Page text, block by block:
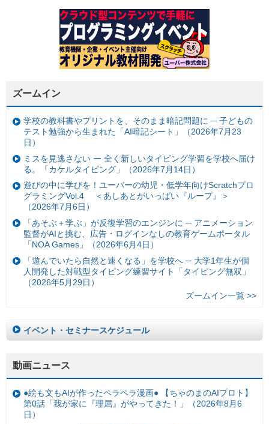
ズームイン
学校の教科書やプリントを、そのまま暗記問題に ─ 子どもの
テスト勉強から生まれた「AI暗記シート」（2026年7月23
日）
ミスを見逃さない ー 全く新しいタイピング学習を学校へ届け
る。「カケルタイピング」（2026年7月14日）
遊びの中に学びを！ユーバーの幼児・低学年向けScratchプロ
グラミングVol.4 ＜あしあとがいっぱい『ループ』＞
（2026年7月6日）
「あそぶ＋学ぶ」が反復学習のエンジンに ─ アニメーション
監督がAIと挑む、広告・ログインなしの教育ゲームポータル
「NOA Games」（2026年6月4日）
「遊んでいたら自然と速くなる」を学校へ ─ 大学1年生が個
人開発した対戦型タイピング練習サイト「タイピング無双」
（2026年5月29日）
ズームイン一覧 >>
イベント・セミナースケジュール
動画ニュース
●絵も文もAIが作ったペラペラ漫画● 【ちゃのまのAIプロト】
第0話「我が家に『理屈』がやってきた！」（2026年8月6
日）